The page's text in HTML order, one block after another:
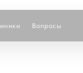
Вопросы